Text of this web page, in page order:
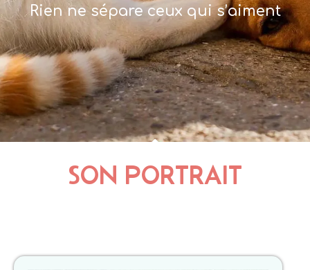
Rien ne sépare ceux qui s’aiment
SON PORTRAIT